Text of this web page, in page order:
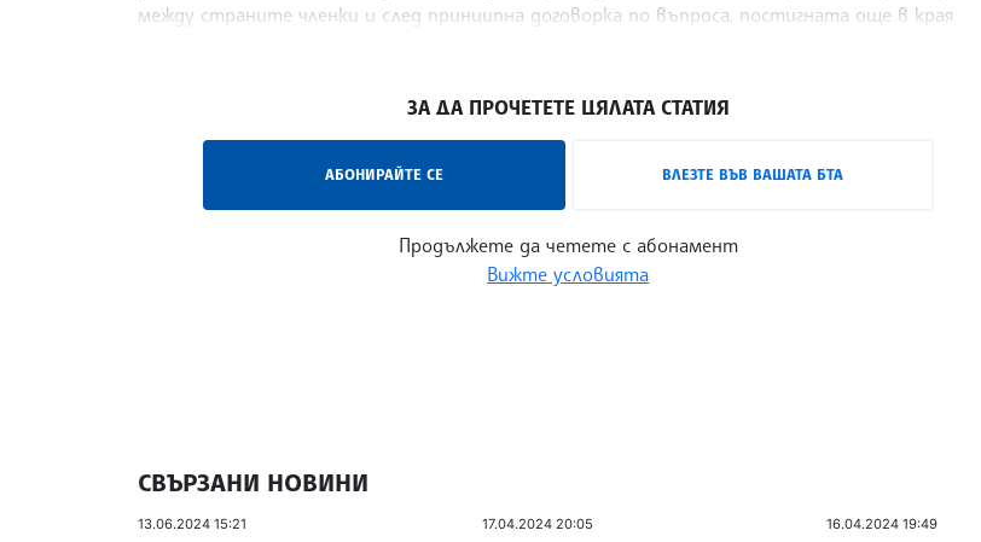
между страните членки и след принципна договорка по въпроса, постигната още в края
ЗА ДА ПРОЧЕТЕТЕ ЦЯЛАТА СТАТИЯ
АБОНИРАЙТЕ СЕ ВЛЕЗТЕ ВЪВ ВАШАТА БТА
Продължете да четете с абонамент
Вижте условията
СВЪРЗАНИ НОВИНИ
13.06.2024 15:21 17.04.2024 20:05 16.04.2024 19:49